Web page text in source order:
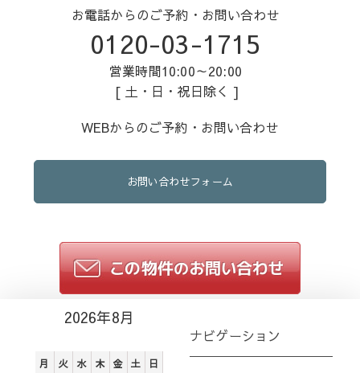
お電話からのご予約・お問い合わせ
0120-03-1715
営業時間10:00～20:00
[ 土・日・祝日除く ]
WEBからのご予約・お問い合わせ
お問い合わせフォーム
2026年8月
月 火 水 木 金 土 日
ナビゲーション